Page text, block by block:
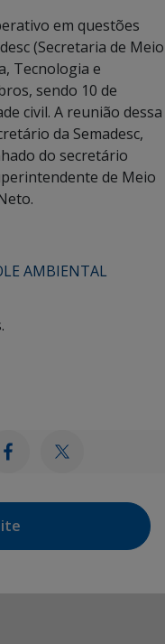
em questões
(Secretaria de Meio
Tecnologia e
sendo 10 de
civil. A reunião dessa
da Semadesc,
do secretário
de Meio
AMBIENTAL